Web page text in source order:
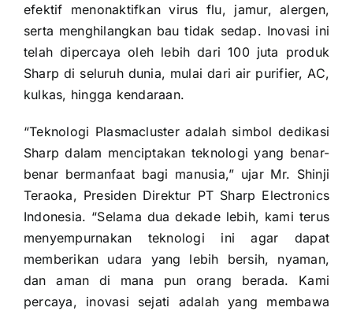
efektif menonaktifkan virus flu, jamur, alergen,
serta menghilangkan bau tidak sedap. Inovasi ini
telah dipercaya oleh lebih dari 100 juta produk
Sharp di seluruh dunia, mulai dari air purifier, AC,
kulkas, hingga kendaraan.
“Teknologi Plasmacluster adalah simbol dedikasi
Sharp dalam menciptakan teknologi yang benar-
benar bermanfaat bagi manusia,” ujar Mr. Shinji
Teraoka, Presiden Direktur PT Sharp Electronics
Indonesia. “Selama dua dekade lebih, kami terus
menyempurnakan teknologi ini agar dapat
memberikan udara yang lebih bersih, nyaman,
dan aman di mana pun orang berada. Kami
percaya, inovasi sejati adalah yang membawa